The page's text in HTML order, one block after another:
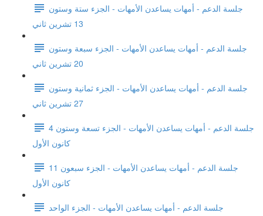
جلسة الدعم - أمهات يساعدن الأمهات - الجزء ستة وستون
13 تشرين ثاني
جلسة الدعم - أمهات يساعدن الأمهات - الجزء سبعة وستون
20 تشرين ثاني
جلسة الدعم - أمهات يساعدن الأمهات - الجزء ثمانية وستون
27 تشرين ثاني
جلسة الدعم - أمهات يساعدن الأمهات - الجزء تسعة وستون 4
كانون الأول
جلسة الدعم - أمهات يساعدن الأمهات - الجزء سبعون 11
كانون الأول
جلسة الدعم - أمهات يساعدن الأمهات - الجزء الواحد